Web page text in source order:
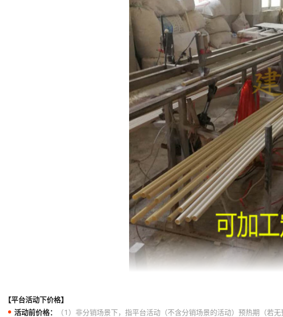
【平台活动下价格】
活动前价格：
（1）非分销场景下，指平台活动（不含分销场景的活动）预热期（